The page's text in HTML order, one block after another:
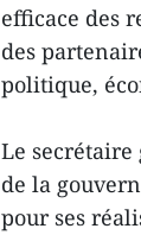
efficace des
des
politique,
Le secrétaire
de la
pour ses